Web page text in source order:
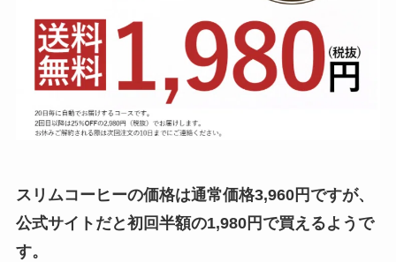
スリムコーヒーの価格は通常価格3,960円ですが、
公式サイトだと初回半額の1,980円で買えるようで
す。